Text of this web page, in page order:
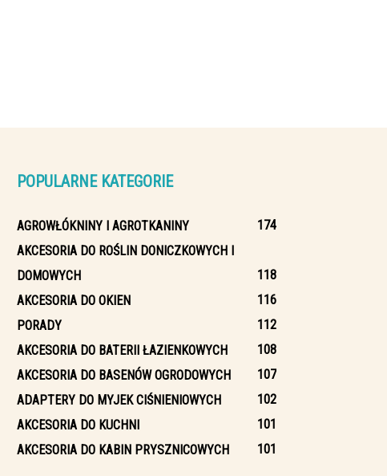
POPULARNE KATEGORIE
AGROWŁÓKNINY I AGROTKANINY
174
AKCESORIA DO ROŚLIN DONICZKOWYCH I
DOMOWYCH
118
AKCESORIA DO OKIEN
116
PORADY
112
AKCESORIA DO BATERII ŁAZIENKOWYCH
108
AKCESORIA DO BASENÓW OGRODOWYCH
107
ADAPTERY DO MYJEK CIŚNIENIOWYCH
102
AKCESORIA DO KUCHNI
101
AKCESORIA DO KABIN PRYSZNICOWYCH
101